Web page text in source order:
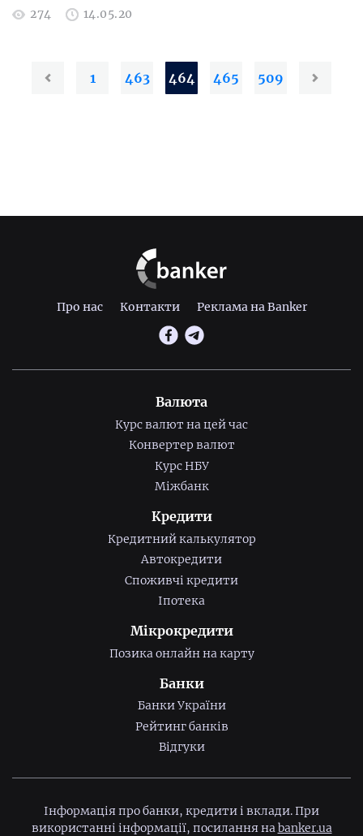
274 14.05.20
1 463 464 465 509
Про нас Контакти Реклама на Banker
Валюта
Курс валют на цей час
Конвертер валют
Курс НБУ
Міжбанк
Кредити
Кредитний калькулятор
Автокредити
Споживчі кредити
Іпотека
Мікрокредити
Позика онлайн на карту
Банки
Банки України
Рейтинг банків
Відгуки
Інформація про банки, кредити і вклади. При
використанні інформації, посилання наbanker.ua